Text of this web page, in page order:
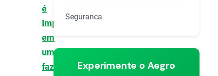
é
Importante
em
uma
fazenda?
Seguranca
Experimente o Aegro